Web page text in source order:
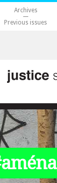
Archives
Previous issues